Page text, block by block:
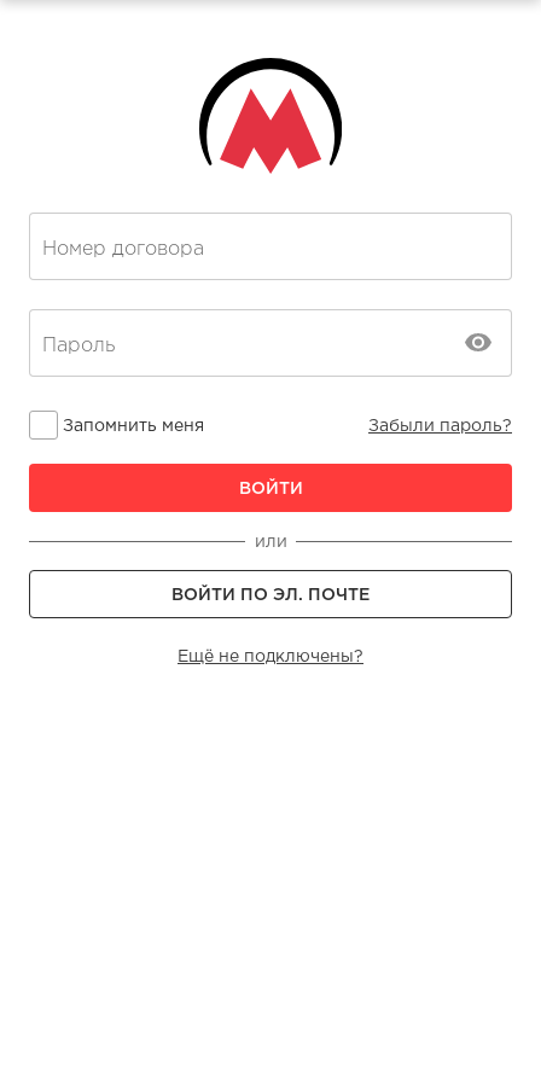
Номер договора
Пароль
Запомнить меня Забыли пароль?
ВОЙТИ
ВОЙТИ ПО ЭЛ. ПОЧТЕ
Ещё не подключены?